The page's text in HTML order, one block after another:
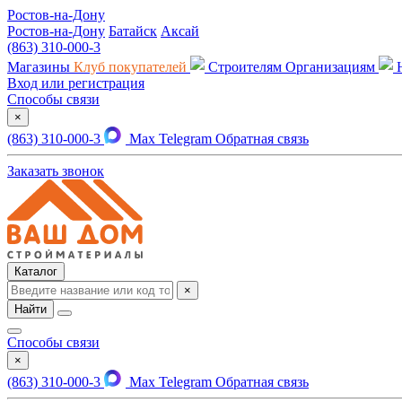
Ростов-на-Дону
Ростов-на-Дону Батайск Аксай
(863) 310-000-3
Магазины Клуб покупателей Строителям Организациям
Вход или регистрация
Способы связи
×
(863) 310-000-3 Max Telegram Обратная связь
Заказать звонок
Каталог
×
Найти
Способы связи
×
(863) 310-000-3 Max Telegram Обратная связь